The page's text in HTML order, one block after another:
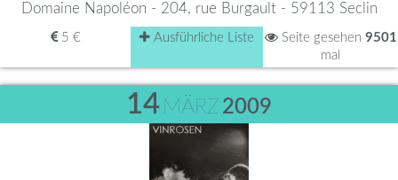
Domaine Napoléon - 204, rue Burgault - 59113 Seclin
5 € Ausführliche Liste Seite gesehen 9501
mal
14 MÄRZ 2009